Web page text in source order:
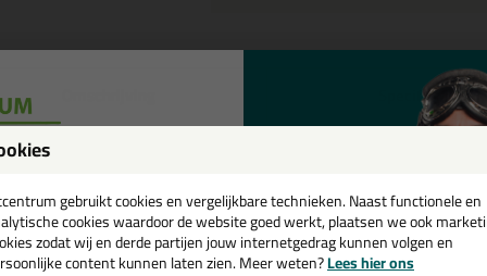
Specificaties
It Silicon 218 in NCS kleur
de Seal-It Silicon 218 in NCS kleur in NCS S 0520-R20B vandaag
je meer weten over de toepassing en kenmerken van dit product?Lees
gebruikt cookies en vergelijkbare technieken. Naast functionele en
cookies waardoor de website goed werkt, plaatsen we ook
zodat wij en derde partijen jouw internetgedrag kunnen volgen en
content kunnen laten zien. Meer weten?Lees hier ons
💚